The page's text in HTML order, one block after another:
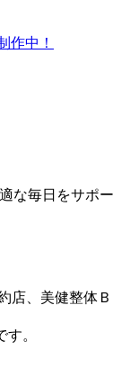
作中！
店、美健整体Ｂ
。